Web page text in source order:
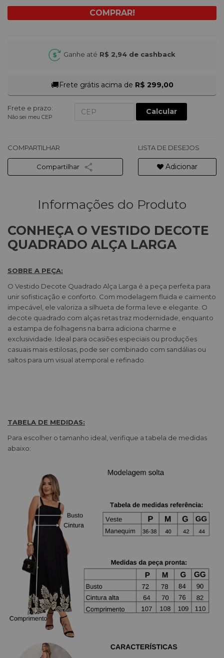
Ganhe até R$ 2,94 de cashback
🚚Frete grátis acima de R$ 299,00
Frete e prazo:
Não sei meu CEP
Calcular
COMPARTILHAR
Compartilhar
LISTA DE DESEJOS
Adicionar
Informações do Produto
CONHEÇA O VESTIDO DECOTE
QUADRADO ALÇA LARGA
SOBRE A PEÇA:
O Vestido Decote Quadrado Alça Larga é a peça perfeita para
unir sofisticação e conforto. Com modelagem fluida e caimento
impecável, ele valoriza a silhueta de forma leve e elegante. O
decote quadrado com alças retas traz modernidade, enquanto
a estampa de folhagens na barra adiciona charme e
exclusividade. Ideal para ocasiões especiais ou produções
casuais mais estilosas, pode ser combinado com sandálias ou
saltos para um visual atemporal e refinado.
TABELA DE MEDIDAS:
Para escolher o tamanho ideal, verifique a tabela de medidas
abaixo: